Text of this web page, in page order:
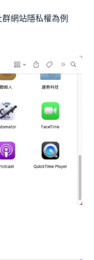
群網站隱私權為例